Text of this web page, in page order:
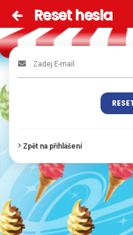
Reset hesla
Zpět na přihlášení